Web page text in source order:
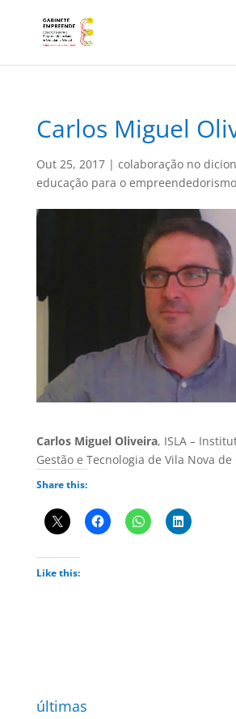
Carlos Miguel
Out 25, 2017| colaboração no
educação para o
Carlos Miguel Oliveira, ISLA –
Gestão e Tecnologia de Vila Nova de
Share this:
Like this:
últimas